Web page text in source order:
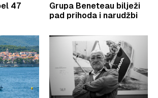
47
Grupa Beneteau bilježi
pad prihoda i narudžbi